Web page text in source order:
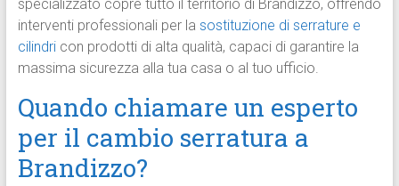
specializzato copre tutto il territorio di Brandizzo, offrendo
interventi professionali per la sostituzione di serrature e
cilindricon prodotti di alta qualità, capaci di garantire la
massima sicurezza alla tua casa o al tuo ufficio.
Quando chiamare un esperto
per il cambio serratura a
Brandizzo?